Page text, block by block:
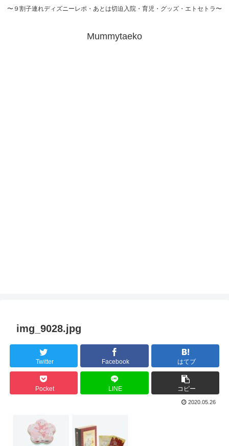
〜９割子連れディズニーレポ・あとは切迫入院・育児・グッズ・エトセトラ〜
Mummytaeko
img_9028.jpg
Twitter Facebook はてブ
Pocket LINE コピー
2020.05.26